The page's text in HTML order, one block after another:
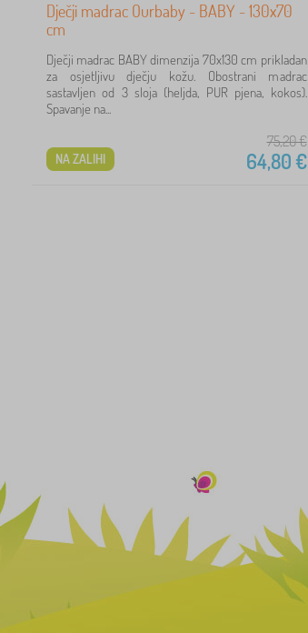
Dječji madrac Ourbaby - BABY - 130x70
cm
Dječji madrac BABY dimenzija 70x130 cm prikladan
za osjetljivu dječju kožu. Obostrani madrac
sastavljen od 3 sloja (heljda, PUR pjena, kokos).
Spavanje na...
75,20€
64,80€
NA ZALIHI